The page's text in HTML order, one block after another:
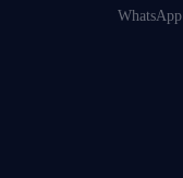
WhatsApp